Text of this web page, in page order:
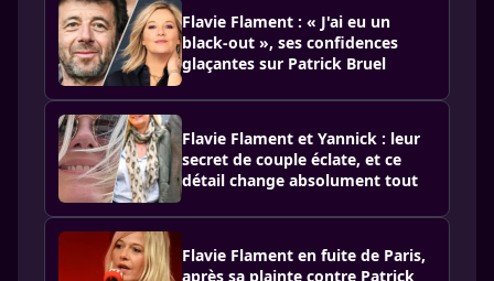
Flavie Flament : « J'ai eu un
black-out », ses confidences
glaçantes sur Patrick Bruel
Flavie Flament et Yannick : leur
secret de couple éclate, et ce
détail change absolument tout
Flavie Flament en fuite de Paris,
après sa plainte contre Patrick